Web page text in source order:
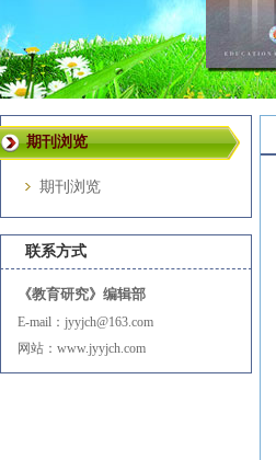
期刊浏览
期刊浏览
联系方式
《教育研究》编辑部
E-mail：jyyjch@163.com
网站：www.jyyjch.com